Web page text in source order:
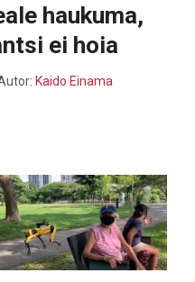
haukuma,
ei hoia
Kaido Einama